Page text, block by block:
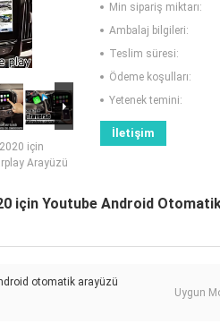
için
Arayüzü
Min sipariş miktarı:
Ambalaj bilgileri:
Teslim süresi:
Ödeme koşulları:
Yetenek temini:
İletişim
için Youtube Android
otomatik arayüzü
Uygun